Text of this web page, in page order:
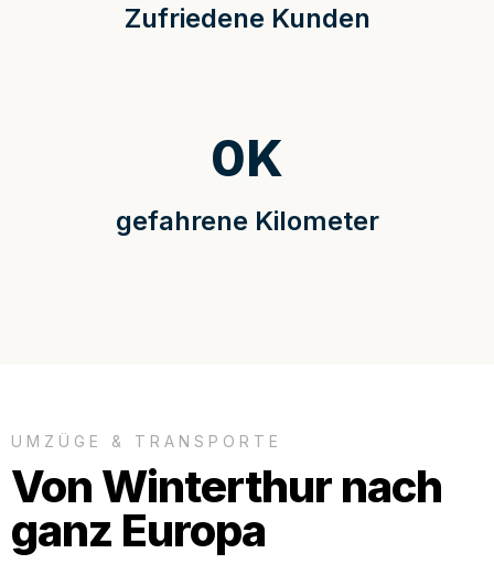
Zufriedene Kunden
gefahrene Kilometer
0K
UMZÜGE & TRANSPORTE
Von Winterthur nach
ganz Europa